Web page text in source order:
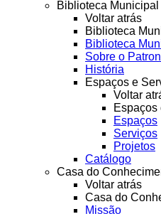
Biblioteca Municipal
Voltar atrás
Biblioteca
Biblioteca
Sobre o
História
Espaços e
Voltar
Espaços
Espaços
Serviços
Projetos
Catálogo
Casa do
Voltar atrás
Casa do
Missão